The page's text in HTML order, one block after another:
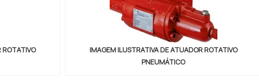
ROTATIVO
IMAGEM ILUSTRATIVA DE ATUADOR ROTATIVO
PNEUMÁTICO